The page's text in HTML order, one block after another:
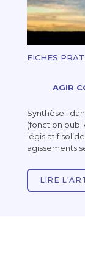
AGIR
FICHES
Synthèse :
(fonction
législatif
agissements
LIRE